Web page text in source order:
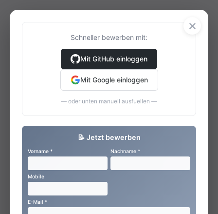
×
Schneller bewerben mit:
Mit GitHub einloggen
Mit Google einloggen
— oder unten manuell ausfuellen —
📝 Jetzt bewerben
Vorname * Nachname *
Mobile
E-Mail *